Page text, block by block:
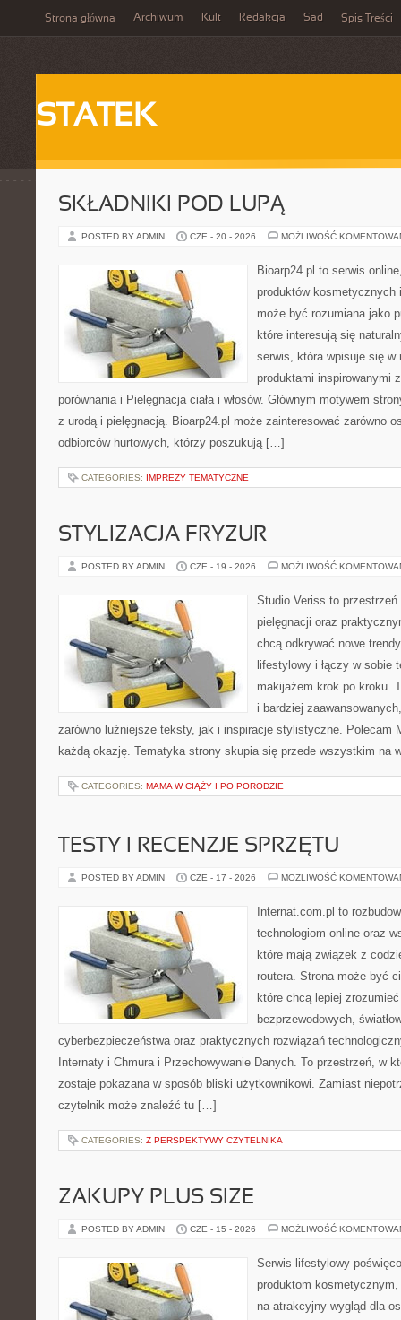
Strona główna Archiwum Kult Redakcja Sad Spis Treści
STATEK
SKŁADNIKI POD LUPĄ
POSTED BY ADMIN CZE - 20 - 2026 MOŻLIWOŚĆ
Bioarp24.pl to serwis
produktów kosmetycznych
może być rozumiana jako
które interesują się
serwis, która wpisuje się w
produktami inspirowanymi
porównania i Pielęgnacja ciała i włosów. Głównym motywem
z urodą i pielęgnacją. Bioarp24.pl może zainteresować zarówno
odbiorców hurtowych, którzy poszukują […]
CATEGORIES: IMPREZY TEMATYCZNE
STYLIZACJA FRYZUR
POSTED BY ADMIN CZE - 19 - 2026 MOŻLIWOŚĆ
Studio Veriss to
pielęgnacji oraz
chcą odkrywać nowe
lifestylowy i łączy w sobie
makijażem krok po kroku.
i bardziej
zarówno luźniejsze teksty, jak i inspiracje stylistyczne. Polecam
każdą okazję. Tematyka strony skupia się przede wszystkim na
CATEGORIES: MAMA W CIĄŻY I PO PORODZIE
TESTY I RECENZJE SPRZĘTU
POSTED BY ADMIN CZE - 17 - 2026 MOŻLIWOŚĆ
Internat.com.pl to
technologiom online oraz
które mają związek z
routera. Strona może być
które chcą lepiej
bezprzewodowych,
cyberbezpieczeństwa oraz praktycznych rozwiązań
Internaty i Chmura i Przechowywanie Danych. To przestrzeń, w
zostaje pokazana w sposób bliski użytkownikowi. Zamiast
czytelnik może znaleźć tu […]
CATEGORIES: Z PERSPEKTYWY CZYTELNIKA
ZAKUPY PLUS SIZE
POSTED BY ADMIN CZE - 15 - 2026 MOŻLIWOŚĆ
Serwis lifestylowy
produktom
na atrakcyjny wygląd dla